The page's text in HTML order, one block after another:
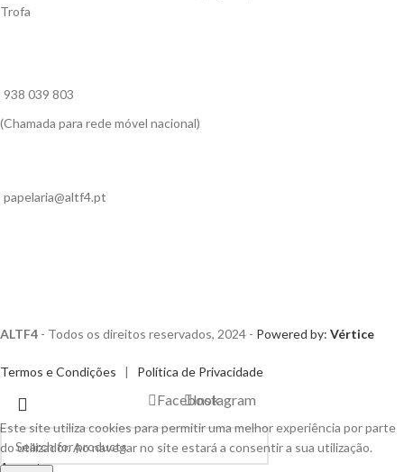
Trofa
938 039 803
(Chamada para rede móvel nacional)
papelaria@altf4.pt
ALTF4 - Todos os direitos reservados, 2024 - Powered by: Vértice
Termos e Condições | Política de Privacidade
FacebookInstagram
Este site utiliza cookies para permitir uma melhor experiência por parte
do utilizador. Ao navegar no site estará a consentir a sua utilização.
Accept